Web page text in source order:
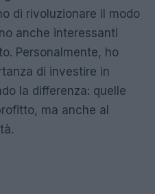
di rivoluzionare il modo
anche interessanti
Personalmente, ho
di investire in
la differenza: quelle
ma anche al